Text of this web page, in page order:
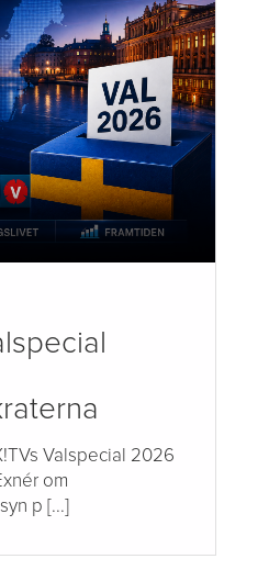
Valspecial 2026
om
p [...]